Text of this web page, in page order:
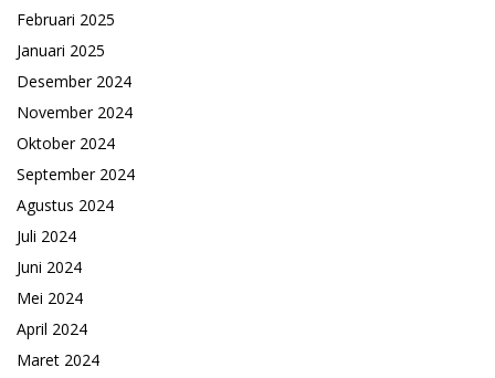
Februari 2025
Januari 2025
Desember 2024
November 2024
Oktober 2024
September 2024
Agustus 2024
Juli 2024
Juni 2024
Mei 2024
April 2024
Maret 2024